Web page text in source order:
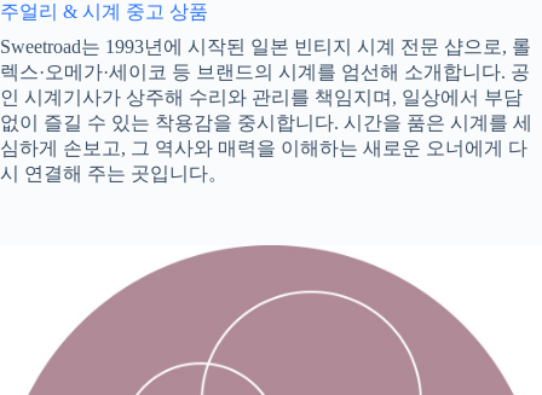
주얼리 & 시계 중고 상품
Sweetroad는 1993년에 시작된 일본 빈티지 시계 전문 샵으로, 롤
렉스·오메가·세이코 등 브랜드의 시계를 엄선해 소개합니다. 공
인 시계기사가 상주해 수리와 관리를 책임지며, 일상에서 부담
없이 즐길 수 있는 착용감을 중시합니다. 시간을 품은 시계를 세
심하게 손보고, 그 역사와 매력을 이해하는 새로운 오너에게 다
시 연결해 주는 곳입니다。